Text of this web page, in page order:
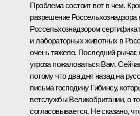
Проблема состоит вот в чем.
разрешение Россельхознадзора
Россельхознадзором
и лабораторных животных в
очень тяжело. Последний рычаг,
угроза пожаловаться Вам.
потому что два дня назад на
письма господину Гибинсу,
ветслужбы Великобритании, о
согласовывается. Не сказано,